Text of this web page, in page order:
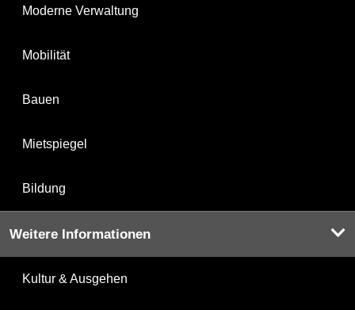
Moderne Verwaltung
Mobilität
Bauen
Mietspiegel
Bildung
Weitere Informationen
Kultur & Ausgehen